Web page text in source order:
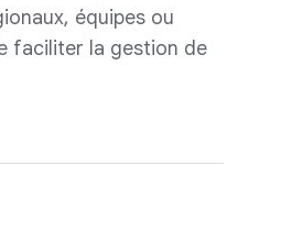
équipes ou
faciliter la gestion de